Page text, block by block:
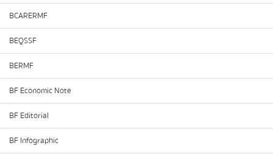
BCARERMF
BEQSSF
BERMF
BF Economic Note
BF Editorial
BF Infographic